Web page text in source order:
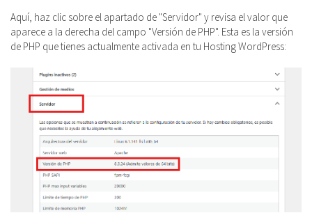
Aquí, haz clic sobre el apartado de "Servidor" y revisa el valor que
aparece a la derecha del campo "Versión de PHP". Esta es la versión
de PHP que tienes actualmente activada en tu Hosting WordPress: